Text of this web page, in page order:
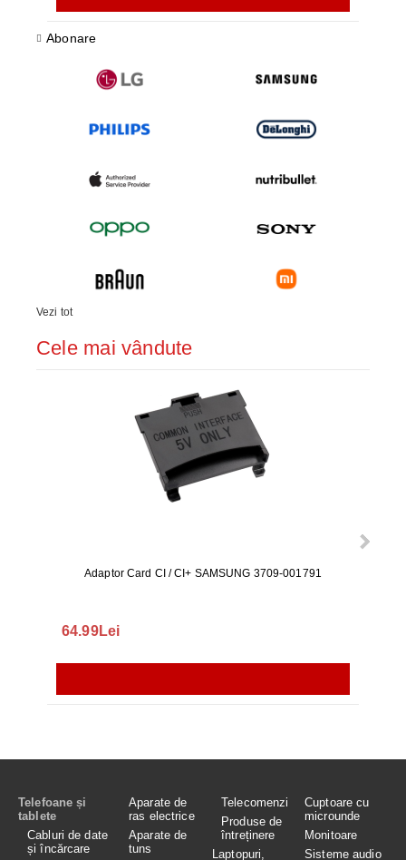
Abonare
Vezi tot
Cele mai vândute
Adaptor Card CI / CI+ SAMSUNG 3709-001791
64.99Lei
Telefoane și
tablete
Cabluri de date
și încărcare
Aparate de
ras electrice
Aparate de
tuns
Telecomenzi
Produse de
întreținere
Laptopuri,
Cuptoare cu
microunde
Monitoare
Sisteme audio